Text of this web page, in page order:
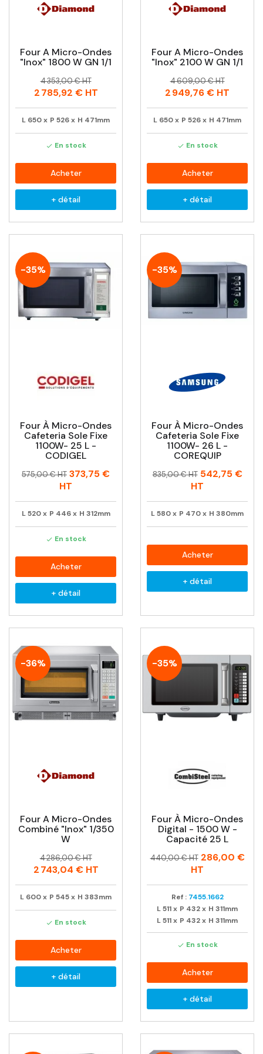
Four A Micro-Ondes
"inox" 1800 W GN 1/1
Prix
Prix
habituel
4 353,00 € HT
2 785,92 €HT
L 650x P 526x H 471mm
 En stock
Acheter
+ détail
Four A Micro-Ondes
"inox" 2100 W GN 1/1
Prix
Prix
habituel
4 609,00 € HT
2 949,76 € HT
L 650x P 526x H 471mm
 En stock
Acheter
+ détail
-35%
Four À Micro-Ondes
Cafeteria Sole Fixe
1100W- 25 L -
CODIGEL
Prix
Prix
575,00 € HT 373,75 €
HT
L 520 x P 446 x H 312mm
 En stock
Acheter
+ détail
-35%
Four À Micro-Ondes
Cafeteria Sole Fixe
1100W- 26 L -
COREQUIP
Prix
Prix
835,00 € HT 542,75 €
HT
L580x P 470x H 380mm
Acheter
+ détail
-36%
Four A Micro-Ondes
Combiné "inox" 1/350
W
Prix
Prix
habituel
4 286,00 € HT
2 743,04 €HT
L 600x P 545x H 383mm
 En stock
Acheter
+ détail
-35%
Four À Micro-Ondes
Digital - 1500 W -
Capacité 25 L
Prix
Prix
440,00 € HT 286,00 €
HT
Ref : 7455.1662
L511x P 432x H 311mm
L511x P 432x H 311mm
 En stock
Acheter
+ détail